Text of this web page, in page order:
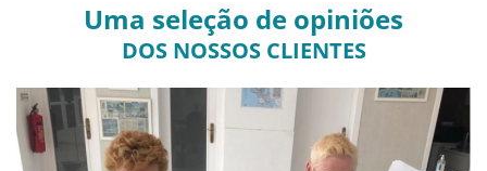
Uma seleção de opiniões
DOS NOSSOS CLIENTES